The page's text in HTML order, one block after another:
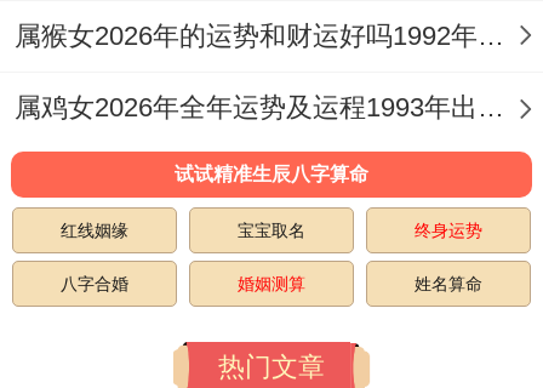
其利于从事与文化传播、教育培训、法律咨
将视野投向投资范围流年天干丙火通明，的
确可能点燃市场中部分短线机遇的火花
对于嗅觉敏锐的你，确有在股市、基金或特
别指定收藏品领域获得额外进账的机缘
但这种 「偏财」运势，其本质犹如夏夜林间
属猴女2026年的运势和财运好吗1992年出生的男孩 属猴女2026年元月运势
属鸡女2026年全年运势及运程1993年出生的命运 属鸡女2026年幸运色是什么
试试精准生辰八字算命
红线姻缘 宝宝取名 终身运势
八字合婚 婚姻测算 姓名算命
热门文章